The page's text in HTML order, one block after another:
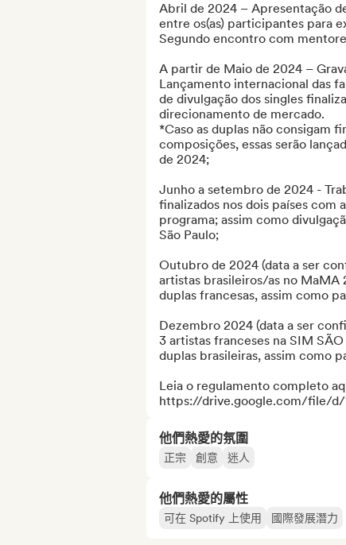
Abril de 2024 – Apresentação
entre os(as) participantes para
Segundo encontro com
A partir de Maio de 2024 –
Lançamento internacional das
de divulgação dos singles
direcionamento de mercado.
*Caso as duplas não consigam
composições, essas serão
de 2024;
Junho a setembro de 2024 -
finalizados nos dois países com
programa; assim como
São Paulo;
Outubro de 2024 (data a ser
artistas brasileiros/as no MaMA
duplas francesas, assim como
Dezembro 2024 (data a ser
3 artistas franceses na SIM
duplas brasileiras, assim como
Leia o regulamento completo
https://drive.google.com/file/d/
他們熱愛的氛圍
正宗 創意 迷人
他們熱愛的屬性
可在 Spotify 上使用 國際發展潛力